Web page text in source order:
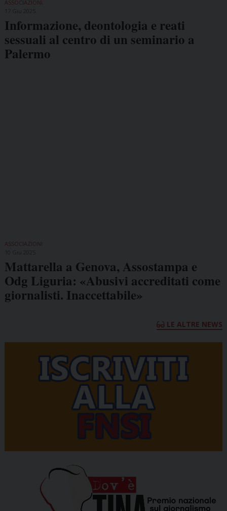
ASSOCIAZIONI
Informazione, deontologia e reati
sessuali al centro di un seminario a
Palermo
ASSOCIAZIONI
Mattarella a Genova, Assostampa e
Odg Liguria: «Abusivi accreditati come
giornalisti. Inaccettabile»
LE ALTRE NEWS